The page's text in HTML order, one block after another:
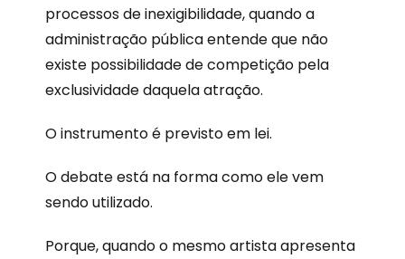
processos de inexigibilidade, quando a
administração pública entende que não
existe possibilidade de competição pela
exclusividade daquela atração.
O instrumento é previsto em lei.
O debate está na forma como ele vem
sendo utilizado.
Porque, quando o mesmo artista apresenta